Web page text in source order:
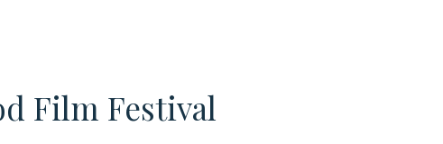
Film Festival